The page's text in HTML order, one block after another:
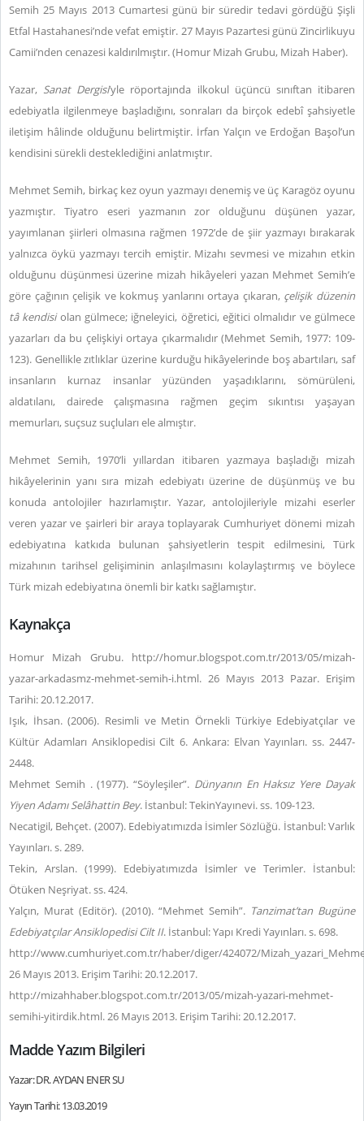
Semih 25 Mayıs 2013 Cumartesi günü bir süredir tedavi gördüğü Şişli
Etfal Hastahanesi’nde vefat emiştir. 27 Mayıs Pazartesi günü Zincirlikuyu
Camii’nden cenazesi kaldırılmıştır. (Homur Mizah Grubu, Mizah Haber).
Yazar, Sanat Dergisi’yle röportajında ilkokul üçüncü sınıftan itibaren
edebiyatla ilgilenmeye başladığını, sonraları da birçok edebî şahsiyetle
iletişim hâlinde olduğunu belirtmiştir. İrfan Yalçın ve Erdoğan Başol’un
kendisini sürekli desteklediğini anlatmıştır.
Mehmet Semih, birkaç kez oyun yazmayı denemiş ve üç Karagöz oyunu
yazmıştır. Tiyatro eseri yazmanın zor olduğunu düşünen yazar,
yayımlanan şiirleri olmasına rağmen 1972’de de şiir yazmayı bırakarak
yalnızca öykü yazmayı tercih emiştir. Mizahı sevmesi ve mizahın etkin
olduğunu düşünmesi üzerine mizah hikâyeleri yazan Mehmet Semih’e
göre çağının çelişik ve kokmuş yanlarını ortaya çıkaran, çelişik düzenin
tâ kendisiolan gülmece; iğneleyici, öğretici, eğitici olmalıdır ve gülmece
yazarları da bu çelişkiyi ortaya çıkarmalıdır (Mehmet Semih, 1977: 109-
123). Genellikle zıtlıklar üzerine kurduğu hikâyelerinde boş abartıları, saf
insanların kurnaz insanlar yüzünden yaşadıklarını, sömürüleni,
aldatılanı, dairede çalışmasına rağmen geçim sıkıntısı yaşayan
memurları, suçsuz suçluları ele almıştır.
Mehmet Semih, 1970’li yıllardan itibaren yazmaya başladığı mizah
hikâyelerinin yanı sıra mizah edebiyatı üzerine de düşünmüş ve bu
konuda antolojiler hazırlamıştır. Yazar, antolojileriyle mizahi eserler
veren yazar ve şairleri bir araya toplayarak Cumhuriyet dönemi mizah
edebiyatına katkıda bulunan şahsiyetlerin tespit edilmesini, Türk
mizahının tarihsel gelişiminin anlaşılmasını kolaylaştırmış ve böylece
Türk mizah edebiyatına önemli bir katkı sağlamıştır.
Kaynakça
Homur Mizah Grubu. http://homur.blogspot.com.tr/2013/05/mizah-
yazar-arkadasmz-mehmet-semih-i.html. 26 Mayıs 2013 Pazar. Erişim
Tarihi: 20.12.2017.
Işık, İhsan. (2006). Resimli ve Metin Örnekli Türkiye Edebiyatçılar ve
Kültür Adamları Ansiklopedisi Cilt 6. Ankara: Elvan Yayınları. ss. 2447-
2448.
Mehmet Semih . (1977). “Söyleşiler”. Dünyanın En Haksız Yere Dayak
Yiyen Adamı Selâhattin Bey. İstanbul: TekinYayınevi. ss. 109-123.
Necatigil, Behçet. (2007). Edebiyatımızda İsimler Sözlüğü. İstanbul: Varlık
Yayınları. s. 289.
Tekin, Arslan. (1999). Edebiyatımızda İsimler ve Terimler. İstanbul:
Ötüken Neşriyat. ss. 424.
Yalçın, Murat (Editör). (2010). “Mehmet Semih”. Tanzimat’tan Bugüne
Edebiyatçılar Ansiklopedisi Cilt II. İstanbul: Yapı Kredi Yayınları. s. 698.
http://www.cumhuriyet.com.tr/haber/diger/424072/
26 Mayıs 2013. Erişim Tarihi: 20.12.2017.
http://mizahhaber.blogspot.com.tr/2013/05/mizah-yazari-mehmet-
semihi-yitirdik.html. 26 Mayıs 2013. Erişim Tarihi: 20.12.2017.
Madde Yazım Bilgileri
Yazar: DR. AYDAN ENER SU
Yayın Tarihi: 13.03.2019